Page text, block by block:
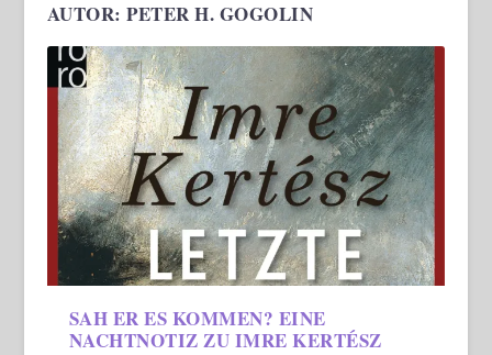
AUTOR:PETER H. GOGOLIN
SAH ER ES KOMMEN? EINE
NACHTNOTIZ ZU IMRE KERTÉSZ